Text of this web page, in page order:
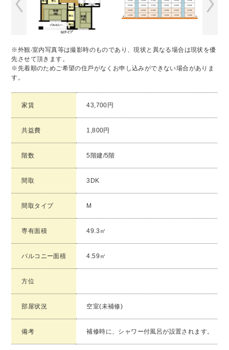
※外観‧室内写真等は撮影時のものであり、現状と異なる場合は現状を優
先させて頂きます。
※先着順のためご希望の住⼾がなくお申し込みができない場合がありま
す。
家賃 43,700円
共益費 1,800円
階数 5階建/5階
間取 3DK
間取タイプ M
専有面積 49.3㎡
バルコニー面積 4.59㎡
方位
部屋状況 空室(未補修)
備考 補修時に、シャワー付風呂が設置されます。